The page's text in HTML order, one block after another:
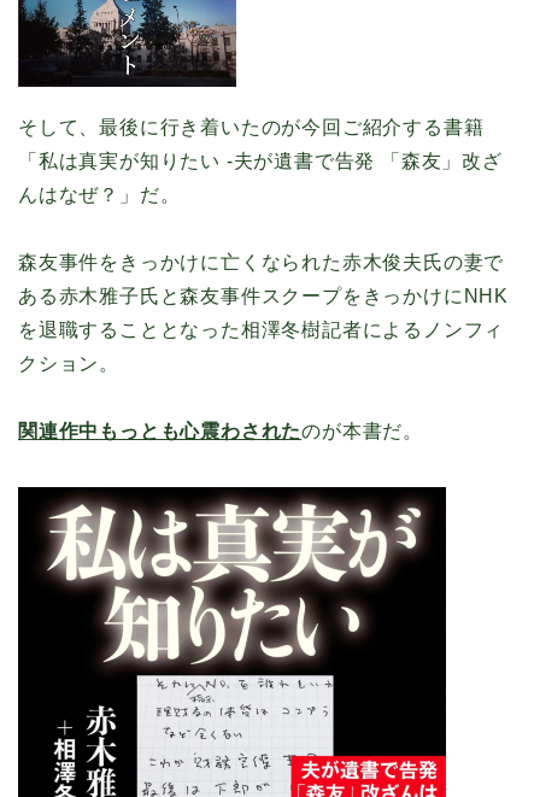
そして、最後に行き着いたのが今回ご紹介する書籍
「私は真実が知りたい -夫が遺書で告発 「森友」改ざ
んはなぜ？」だ。
森友事件をきっかけに亡くなられた赤木俊夫氏の妻で
ある赤木雅子氏と森友事件スクープをきっかけにNHK
を退職することとなった相澤冬樹記者によるノンフィ
クション。
関連作中もっとも心震わされたのが本書だ。